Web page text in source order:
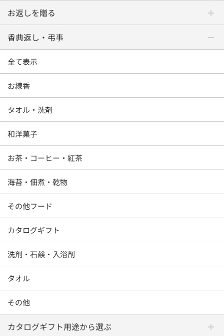
お返しを贈る
香典返し・弔事
全て表示
お線香
タオル・洗剤
和洋菓子
お茶・コーヒー・紅茶
海苔・佃煮・乾物
その他フード
カタログギフト
洗剤・石鹸・入浴剤
タオル
その他
カタログギフト用途から選ぶ